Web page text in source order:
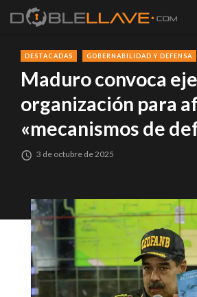
DESTACADAS GOBERNABILIDAD Y DEFENSA
Maduro convoca
organización para
«mecanismos de
3 de octubre de 2025